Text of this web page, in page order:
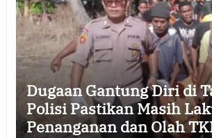
Dugaan Gantung Diri di
Polisi Pastikan Masih
Penanganan dan Olah